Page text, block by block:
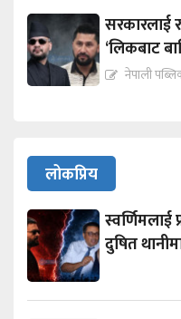
सरकारलाई
‘लिकबाट
नेपाली
लोकप्रिय
स्वर्णिमलाई
दुषित